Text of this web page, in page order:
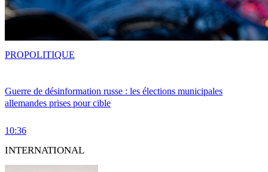
Guerre de désinformation russe : les élections municipales
allemandes prises pour cible
10:36
PROPOLITIQUE
INTERNATIONAL